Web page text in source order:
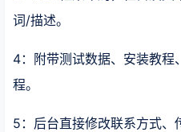
词/描述。
4：附带测试数据、安装教程
程。
5：后台直接修改联系方式、